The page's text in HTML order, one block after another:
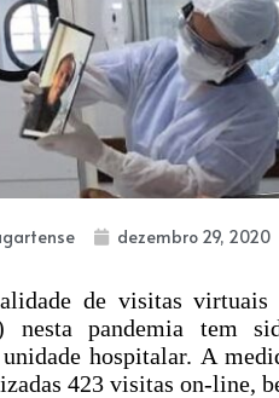
dezembro 29, 2020
de visitas
nesta pandemia tem
unidade hospitalar. A
423 visitas on-line,